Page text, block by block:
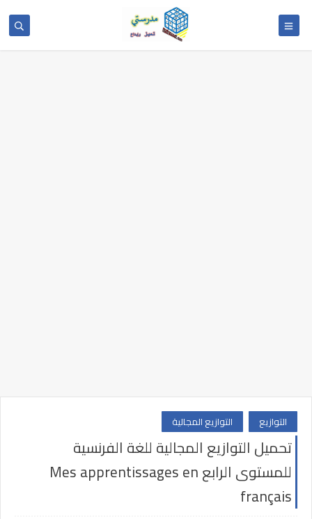
التوازيع التوازيع المجالية
تحميل التوازيع المجالية للغة الفرنسية
للمستوى الرابع Mes apprentissages en
français